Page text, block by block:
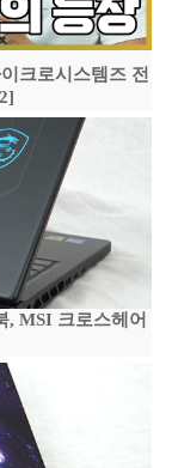
크로시스템즈 전
, MSI 크로스헤어